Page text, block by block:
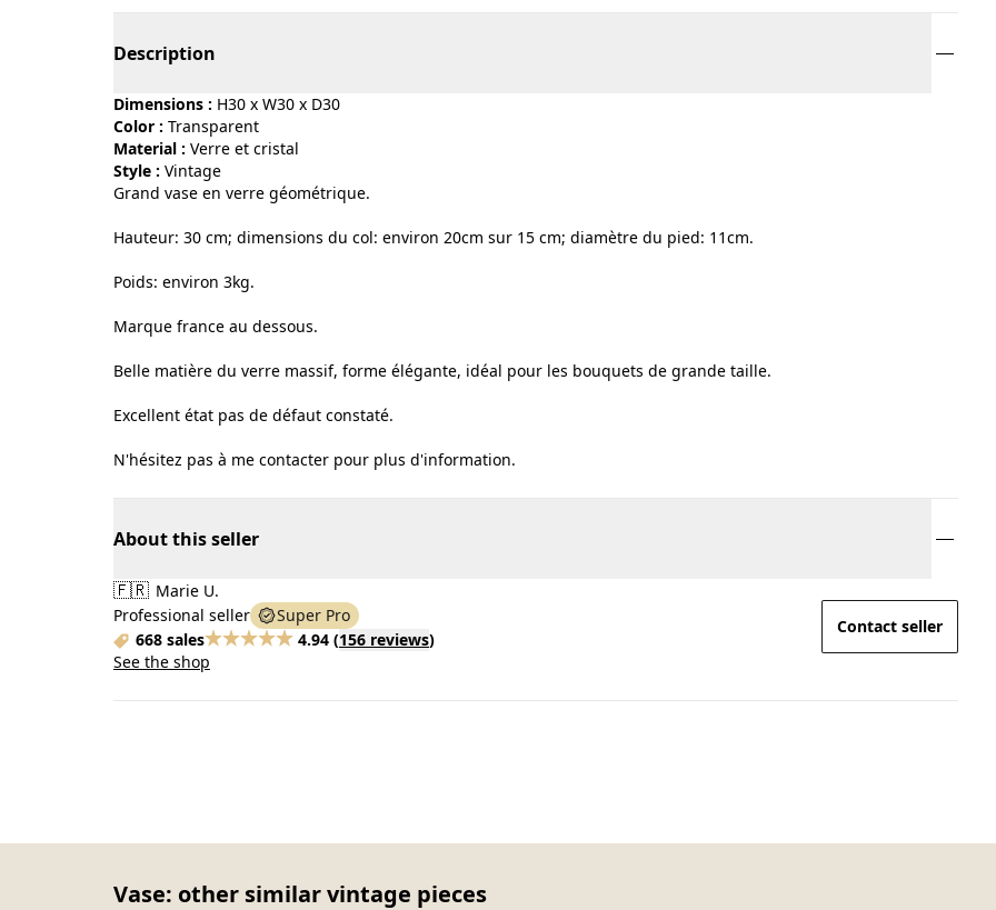
Description
Dimensions : H30 x W30 x D30
Color :
transparent
Material :
verre et cristal
Style :
vintage
Grand vase en verre géométrique.
Hauteur: 30 cm; dimensions du col: environ 20cm sur 15 cm; diamètre du pied: 11cm.
Poids: environ 3kg.
Marque france au dessous.
Belle matière du verre massif, forme élégante, idéal pour les bouquets de grande taille.
Excellent état pas de défaut constaté.
N'hésitez pas à me contacter pour plus d'information.
About this seller
🇫🇷 Marie U.
Professional seller
Super Pro
668 sales
4.94 (156 reviews)
See the shop
Contact seller
Vase: other similar vintage pieces